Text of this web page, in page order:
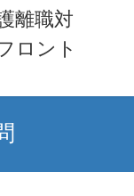
離職対
ント